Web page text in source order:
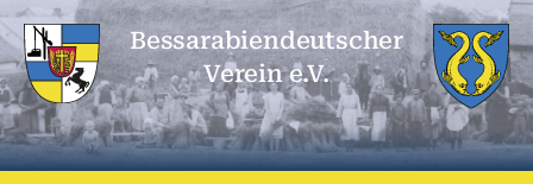
Bessarabien­deutscher
Verein e.V.